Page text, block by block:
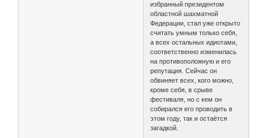
избранный президентом
областной шахматной
Федерации, стал уже открыто
считать умным только себя,
а всех остальных идиотами,
соответственно изменилась
на противоположную и его
репутация. Сейчас он
обвиняет всех, кого можно,
кроме себя, в срыве
фестиваля, но с кем он
собирался его проводить в
этом году, так и остаётся
загадкой.